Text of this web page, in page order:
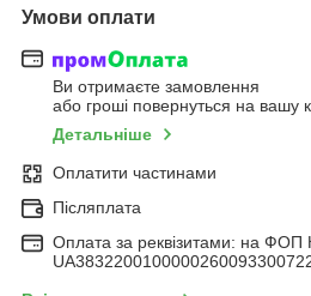
Умови оплати
Ви отримаєте замовлення
або гроші повернуться на вашу
Детальніше
Оплатити частинами
Післяплата
Оплата за реквізитами: на ФОП